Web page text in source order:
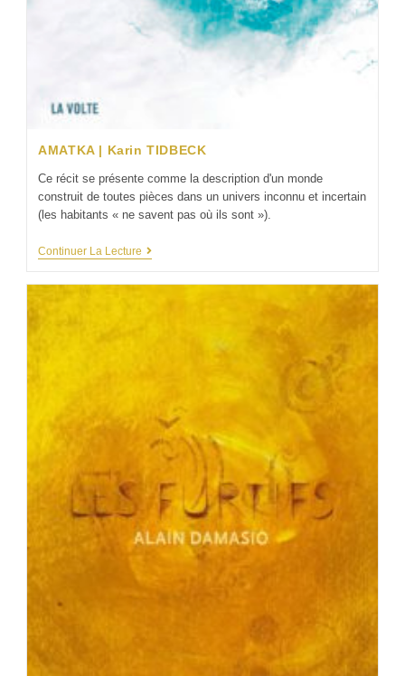
AMATKA | Karin TIDBECK
Ce récit se présente comme la description d'un monde
construit de toutes pièces dans un univers inconnu et incertain
(les habitants « ne savent pas où ils sont »).
Continuer La Lecture